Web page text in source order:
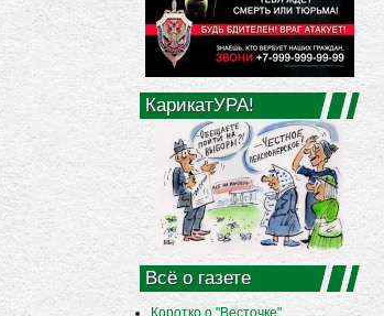
КарикатУРА!
Всё о газете
Коротко о "Весточке"